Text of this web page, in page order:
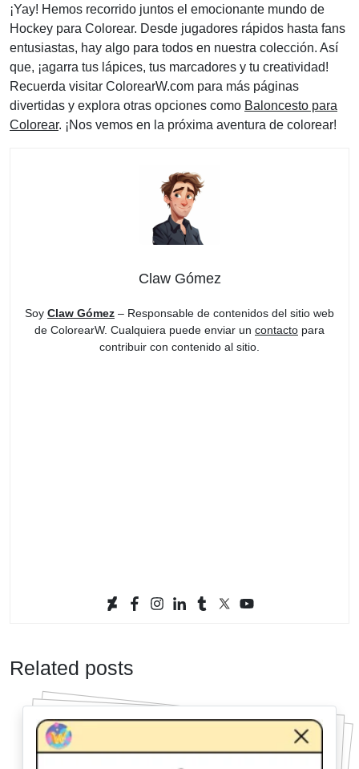
¡Yay! Hemos recorrido juntos el emocionante mundo de
Hockey para Colorear. Desde jugadores rápidos hasta fans
entusiastas, hay algo para todos en nuestra colección. Así
que, ¡agarra tus lápices, tus marcadores y tu creatividad!
Recuerda visitar ColorearW.com para más páginas
divertidas y explora otras opciones como Baloncesto para
Colorear. ¡Nos vemos en la próxima aventura de colorear!
Claw Gómez
Soy Claw Gómez – Responsable de contenidos del sitio web
de ColorearW. Cualquiera puede enviar un contacto para
contribuir con contenido al sitio.
Related posts